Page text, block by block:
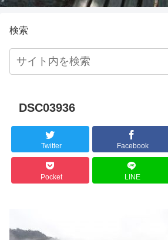
検索
DSC03936
Twitter Facebook
Pocket LINE